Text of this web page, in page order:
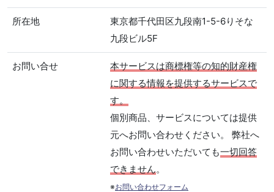
所在地
東京都千代田区九段南1-5-6りそな
九段ビル5F
お問い合せ
本サービスは商標権等の知的財産権
に関する情報を提供するサービスで
す。
個別商品、サービスについては提供
元へお問い合わせください。 弊社へ
お問い合わせいただいても一切回答
できません。
※お問い合わせフォーム